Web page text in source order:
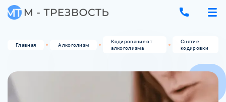
Главная Алкоголизм
Кодирование от
алкоголизма
Снятие
кодировки